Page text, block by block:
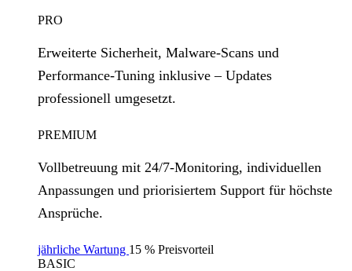
PRO
Erweiterte Sicherheit, Malware‑Scans und
Performance‑Tuning inklusive – Updates
professionell umgesetzt.
PREMIUM
Vollbetreuung mit 24/7‑Monitoring, individuellen
Anpassungen und priorisiertem Support für höchste
Ansprüche.
jährliche Wartung 15 % Preisvorteil
BASIC